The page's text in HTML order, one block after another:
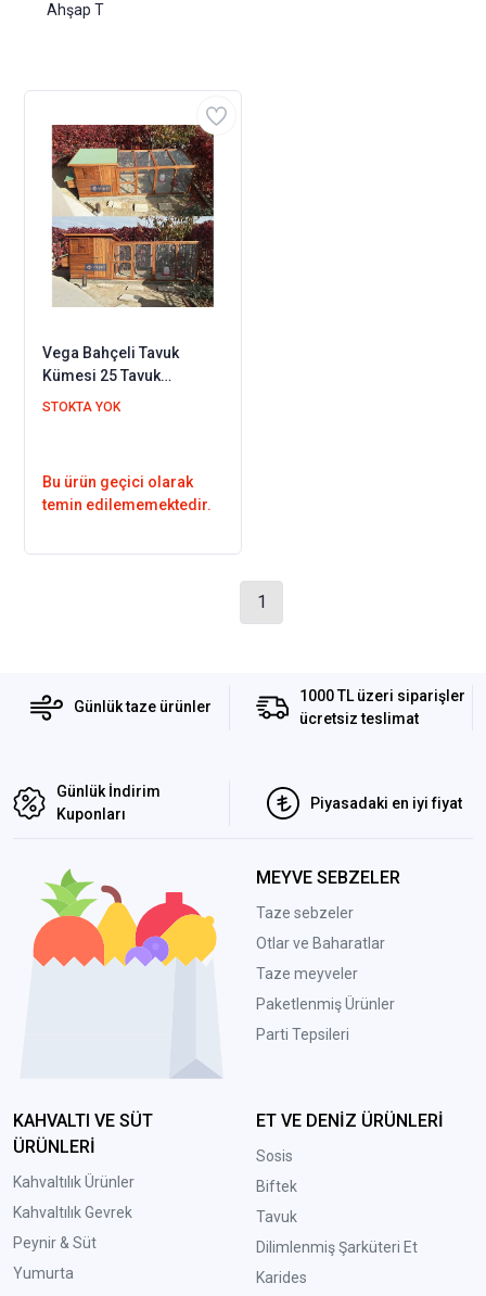
Ahşap T
Vega Bahçeli Tavuk
Kümesi 25 Tavuk
Barınabilir + Bahçe
STOKTA YOK
Bu ürün geçici olarak
temin edilememektedir.
1
Günlük taze ürünler
1000 TL üzeri siparişler
ücretsiz teslimat
Günlük İndirim
Kuponları
Piyasadaki en iyi fiyat
MEYVE SEBZELER
Taze sebzeler
Otlar ve Baharatlar
Taze meyveler
Paketlenmiş Ürünler
Parti Tepsileri
KAHVALTI VE SÜT
ÜRÜNLERİ
Kahvaltılık Ürünler
Kahvaltılık Gevrek
Peynir & Süt
Yumurta
ET VE DENİZ ÜRÜNLERİ
Sosis
Biftek
Tavuk
Dilimlenmiş Şarküteri Et
Karides